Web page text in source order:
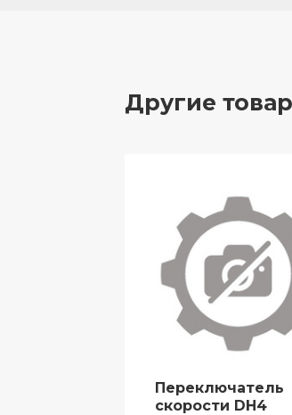
Другие
Переключатель
скорости DH4